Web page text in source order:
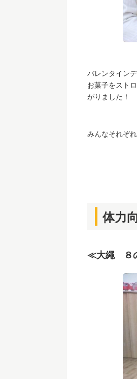
バレンタイン
お菓子をスト
がりました！
みんなそれぞ
体力
≪大繩 ８